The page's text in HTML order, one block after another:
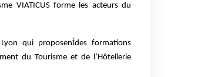
VIATICUS forme les acteurs du
qui proposent́des formations
du Tourisme et de l’Hôtellerie